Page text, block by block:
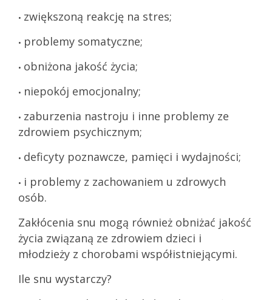
• zwiększoną reakcję na stres;
• problemy somatyczne;
• obniżona jakość życia;
• niepokój emocjonalny;
• zaburzenia nastroju i inne problemy ze
zdrowiem psychicznym;
• deficyty poznawcze, pamięci i wydajności;
• i problemy z zachowaniem u zdrowych
osób.
Zakłócenia snu mogą również obniżać jakość
życia związaną ze zdrowiem dzieci i
młodzieży z chorobami współistniejącymi.
Ile snu wystarczy?